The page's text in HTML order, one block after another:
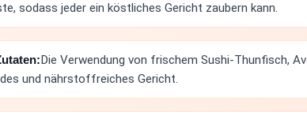
sodass jeder ein köstliches Gericht zaubern kann.
Die Verwendung von frischem Sushi-Thunfisch,
und nährstoffreiches Gericht.